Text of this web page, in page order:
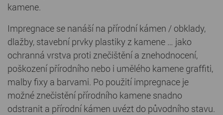
kamene.
Impregnace se nanáší na přírodní kámen / obklady,
dlažby, stavební prvky plastiky z kamene … jako
ochranná vrstva proti znečištění a znehodnocení,
poškození přírodního nebo i umělého kamene graffiti,
malby fixy a barvami. Po použití impregnace je
možné znečistění přírodního kamene snadno
odstranit a přírodní kámen uvézt do původního stavu.